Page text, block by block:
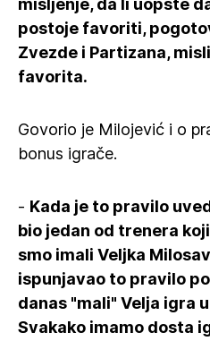
mišljenje, da li uopšte
postoje favoriti,
Zvezde i Partizana,
favorita.
Govorio je Milojević i o
bonus igrače.
- Kada je to pravilo
bio jedan od trenera
smo imali Veljka
ispunjavao to pravilo
danas "mali" Velja igra
Svakako imamo dosta